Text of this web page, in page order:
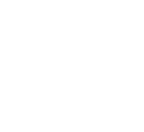
saúde”
com enfarte
de Lp(a), revela estudo